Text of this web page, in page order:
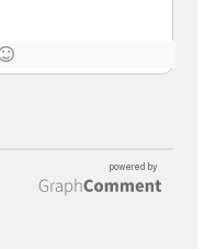
juil 2022
: LES